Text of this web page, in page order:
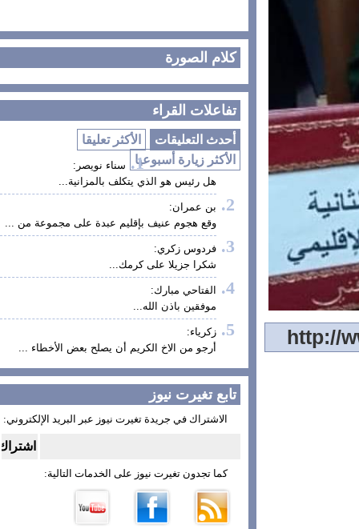
كلام الصورة
تفاعلات القراء
أحدث التعليقات
الأكثر تعليقا
الأكثر زيارة أسبوعيا
سناء نويصر:
هل رئيس هو الذي يتكلف بالمزانية...
بن عمران:
وقع هجوم عنيف بإقليم عبدة على مجموعة من ...
فردوس زكري:
شكرا جزيلا على كرمك...
الفتاحي مبارك:
موفقين باذن الله...
زكرياء:
أرجو من الاخ الكريم أن يصلح بعض الأخطاء ...
تابع تغيرت نيوز
الاشتراك في جريدة تغيرت نيوز عبر البريد الإلكتروني:
كما تجدون تغيرت نيوز على الخدمات التالية: